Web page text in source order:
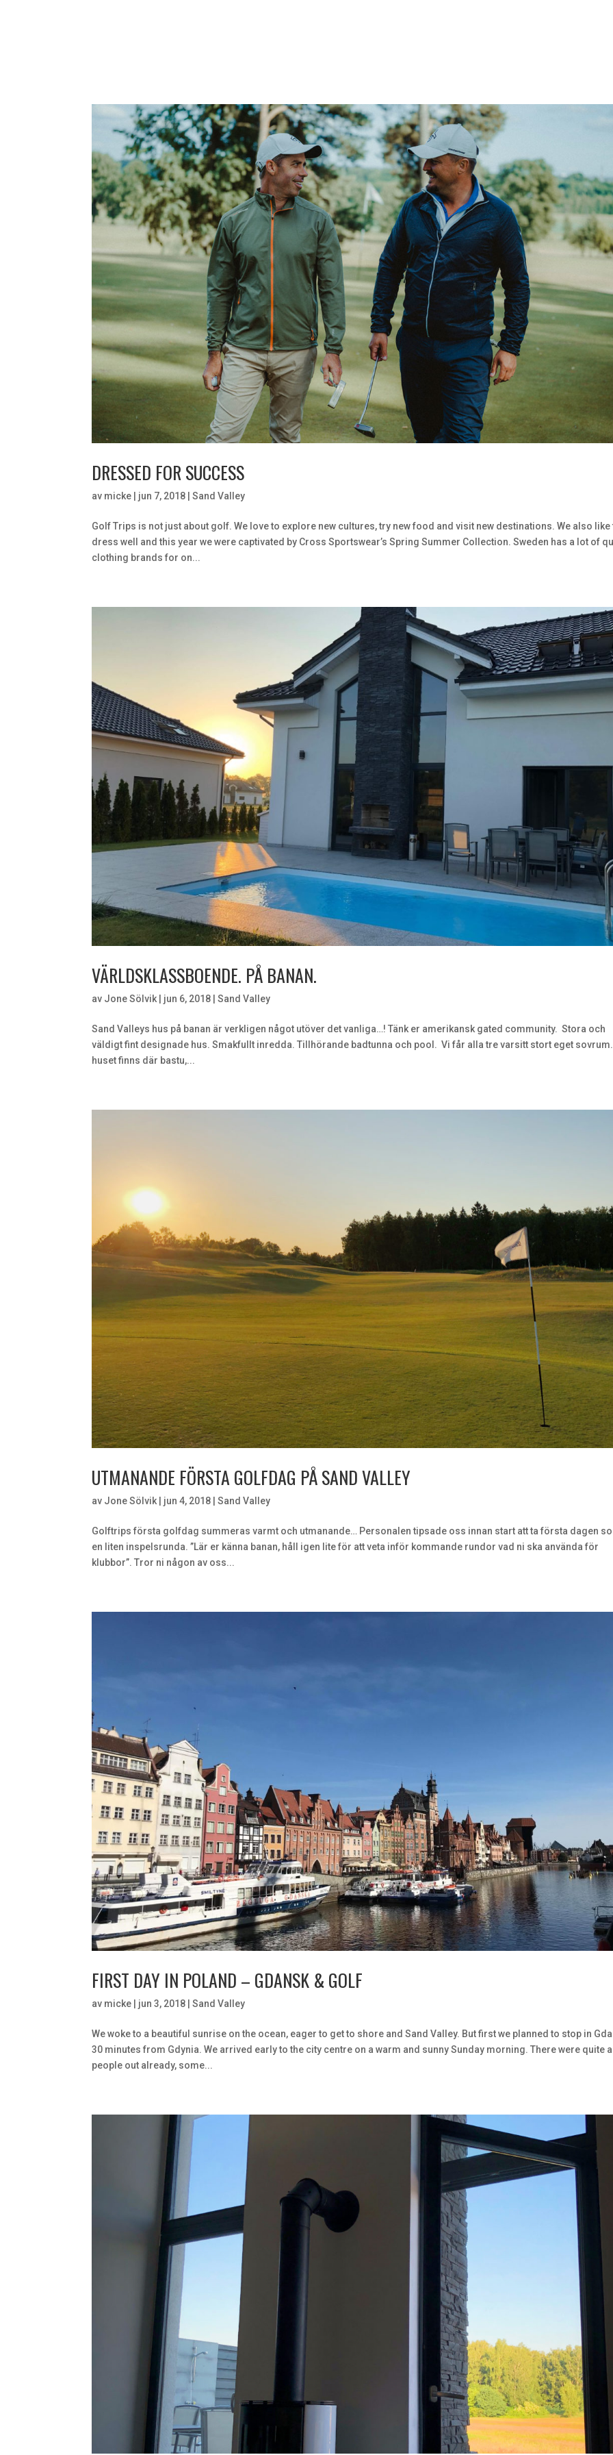
DRESSED FOR SUCCESS
av micke jun 7, 2018 |Sand Valley
Golf Trips is not just about golf. We love to explore new cultures, try new food and visit new destinations. We also like
dress well and this year we were captivated by Cross Sportswear’s Spring Summer Collection. Sweden has a lot of
clothing brands for on...
VÄRLDSKLASSBOENDE. PÅ BANAN.
av Jone Sölvik | jun 6, 2018 |Sand Valley
Sand Valleys hus på banan är verkligen något utöver det vanliga…! Tänk er amerikansk gated community. Stora och
väldigt fint designade hus. Smakfullt inredda. Tillhörande badtunna och pool. Vi får alla tre varsitt stort eget
huset finns där bastu,...
UTMANANDE FÖRSTA GOLFDAG PÅ SAND VALLEY
av Jone Sölvik| jun 4, 2018 |Sand Valley
Golftrips första golfdag summeras varmt och utmanande… Personalen tipsade oss innan start att ta första dagen
en liten inspelsrunda. ”Lär er känna banan, håll igen lite för att veta inför kommande rundor vad ni ska använda för
klubbor”. Tror ni någon av oss...
FIRST DAY IN POLAND – GDANSK & GOLF
av micke jun 3, 2018 |Sand Valley
We woke to a beautiful sunrise on the ocean, eager to get to shore and Sand Valley. But first we planned to stop in
30 minutes from Gdynia. We arrived early to the city centre on a warm and sunny Sunday morning. There were quite
people out already, some...